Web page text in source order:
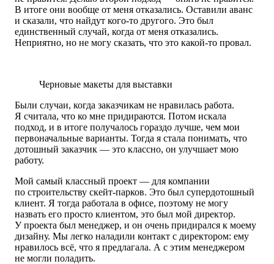
В итоге они вообще от меня отказались. Оставили аванс
и сказали, что найдут кого-то другого. Это был
единственный случай, когда от меня отказались.
Неприятно, но не могу сказать, что это какой-то провал.
Черновые макеты для выставки
Были случаи, когда заказчикам не нравилась работа.
Я считала, что ко мне придираются. Потом искала
подход, и в итоге получалось гораздо лучше, чем мои
первоначальные варианты. Тогда я стала понимать, что
дотошный заказчик — это классно, он улучшает мою
работу.
Мой самый классный проект — для компании
по строительству скейт-парков. Это был супердотошный
клиент. Я тогда работала в офисе, поэтому не могу
назвать его просто клиентом, это был мой директор.
У проекта был менеджер, и он очень придирался к моему
дизайну. Мы легко наладили контакт с директором: ему
нравилось всё, что я предлагала. А с этим менеджером
не могли поладить.